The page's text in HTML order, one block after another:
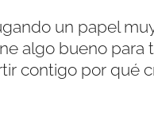
un papel
algo bueno para
contigo por qué